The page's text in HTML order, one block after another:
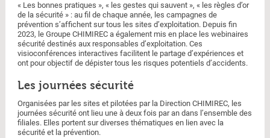
« Les bonnes pratiques », « les gestes qui sauvent », « les règles d’or
de la sécurité » : au fil de chaque année, les campagnes de
prévention s’affichent sur tous les sites d’exploitation. Depuis fin
2023, le Groupe CHIMIREC a également mis en place les webinaires
sécurité destinés aux responsables d’exploitation. Ces
visioconférences interactives facilitent le partage d’expériences et
ont pour objectif de dépister tous les risques potentiels d’accidents.
Les journées sécurité
Organisées par les sites et pilotées par la Direction CHIMIREC, les
journées sécurité ont lieu une à deux fois par an dans l’ensemble des
filiales. Elles portent sur diverses thématiques en lien avec la
sécurité et la prévention.